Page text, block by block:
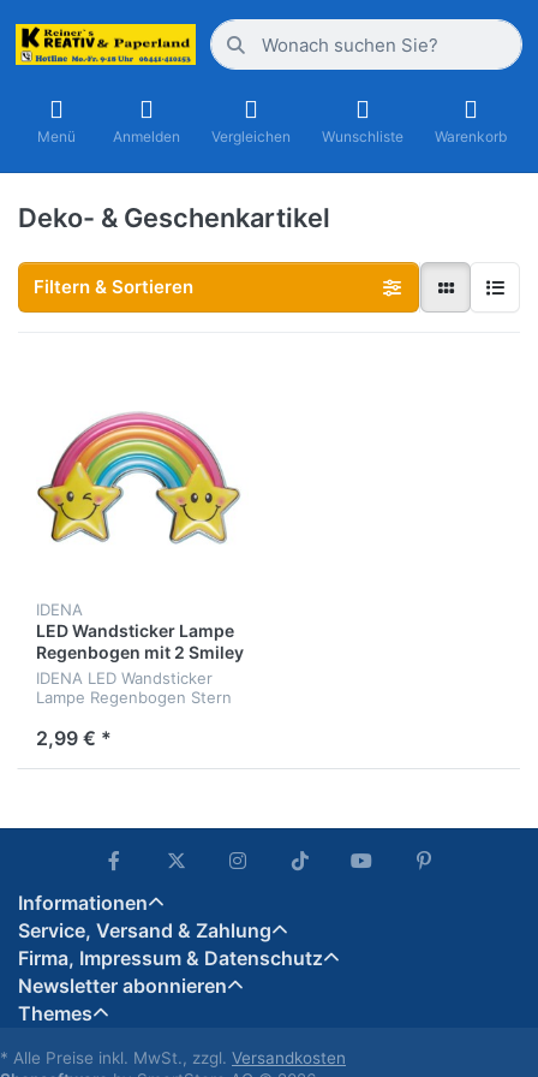
Menü Anmelden Vergleichen Wunschliste Warenkorb
Deko- & Geschenkartikel
Filtern & Sortieren
IDENA
LED Wandsticker Lampe
Regenbogen mit 2 Smiley
Sternen
IDENA LED Wandsticker
Lampe Regenbogen Stern
22 x 13 cm
2,99 € *
Informationen
Service, Versand & Zahlung
Firma, Impressum & Datenschutz
Newsletter abonnieren
Themes
* Alle Preise inkl. MwSt., zzgl. Versandkosten